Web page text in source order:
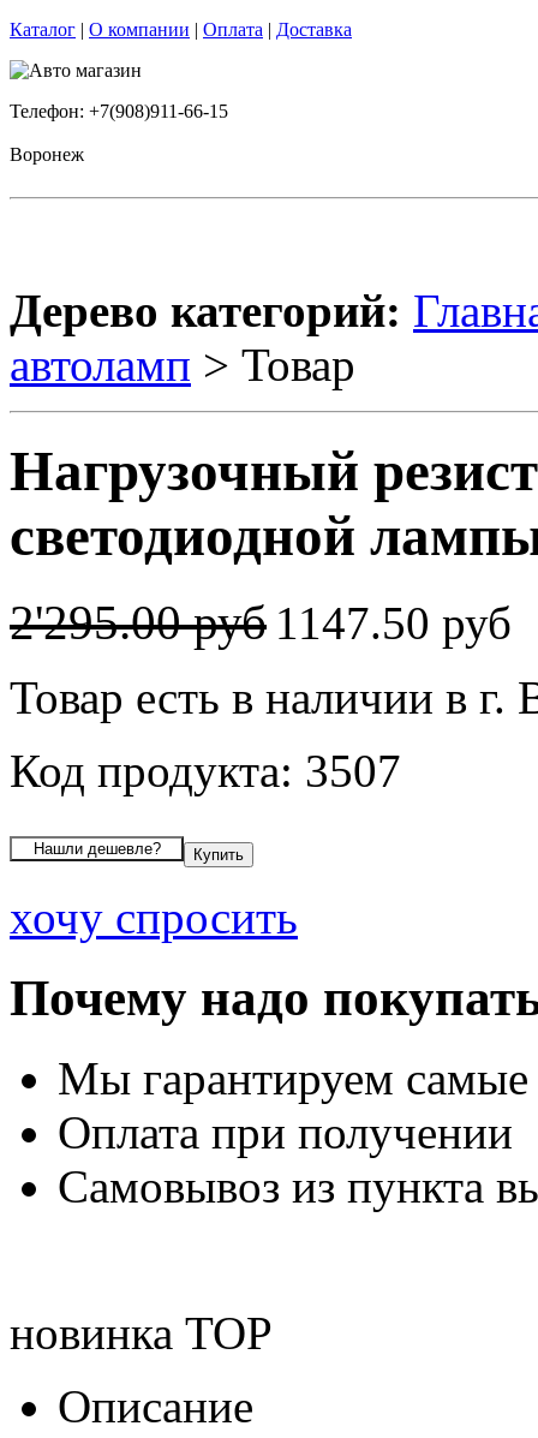
Каталог | О компании | Оплата | Доставка
Телефон: +7(908)911-66-15
Воронеж
Дерево категорий:
автоламп > Товар
Нагрузочный
светодиодной
2'295.00 руб 1147.50 руб
Товар есть в наличии в г.
Код продукта: 3507
хочу спросить
Почему надо
Мы гарантируем
Оплата при получении
Самовывоз из пункта
новинка TOP
Описание